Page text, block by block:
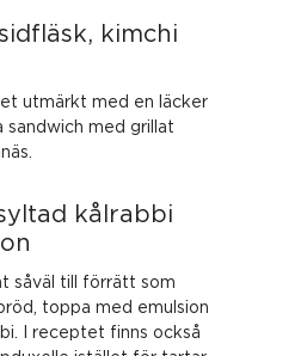
kimchi
utmärkt med en läcker
sandwich med grillat
kålrabbi
såväl till förrätt som
toppa med emulsion
I receptet finns också